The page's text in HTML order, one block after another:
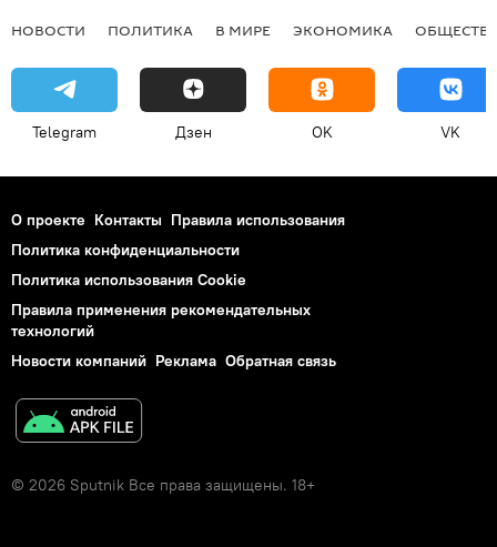
НОВОСТИ ПОЛИТИКА В МИРЕ ЭКОНОМИКА
Telegram Дзен OK VK
О проекте Контакты Правила использования
Политика конфиденциальности
Политика использования Cookie
Правила применения рекомендательных
технологий
Новости компаний Реклама Обратная связь
© 2026 Sputnik Все права защищены. 18+